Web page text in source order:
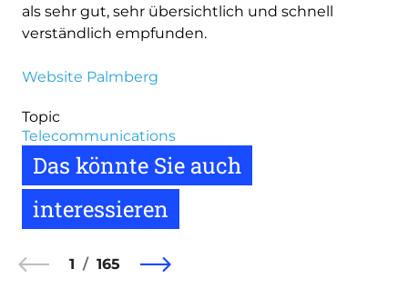
als sehr gut, sehr übersichtlich und schnell
verständlich empfunden.
Website Palmberg
Topic
Telecommunications
Das könnte Sie auch
interessieren
1 165